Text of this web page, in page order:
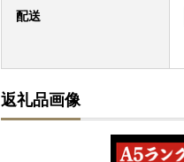
配送
返礼品画像